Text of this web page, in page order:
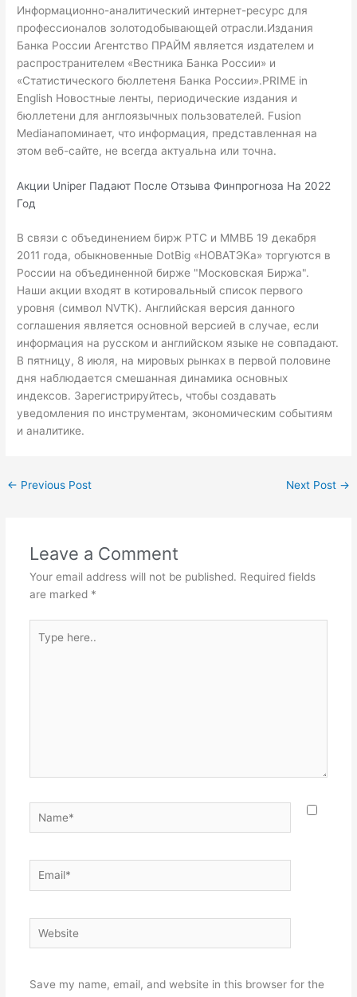
Информационно-аналитический интернет-ресурс для
профессионалов золотодобывающей отрасли.Издания
Банка России Агентство ПРАЙМ является издателем и
распространителем «Вестника Банка России» и
«Статистического бюллетеня Банка России».PRIME in
English Новостные ленты, периодические издания и
бюллетени для англоязычных пользователей. Fusion
Mediaнапоминает, что информация, представленная на
этом веб-сайте, не всегда актуальна или точна.
Акции Uniper Падают После Отзыва Финпрогноза На 2022
Год
В связи с объединением бирж РТС и ММВБ 19 декабря
2011 года, обыкновенные DotBig «НОВАТЭКа» торгуются в
России на объединенной бирже "Московская Биржа".
Наши акции входят в котировальный список первого
уровня (символ NVTK). Английская версия данного
соглашения является основной версией в случае, если
информация на русском и английском языке не совпадают.
В пятницу, 8 июля, на мировых рынках в первой половине
дня наблюдается смешанная динамика основных
индексов. Зарегистрируйтесь, чтобы создавать
уведомления по инструментам, экономическим событиям
и аналитике.
← Previous Post Next Post →
Leave a Comment
Your email address will not be published. Required fields
are marked *
here..
Save my name, email, and website in this browser for the